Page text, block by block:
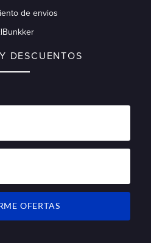
de envios
DESCUENTOS
OFERTAS